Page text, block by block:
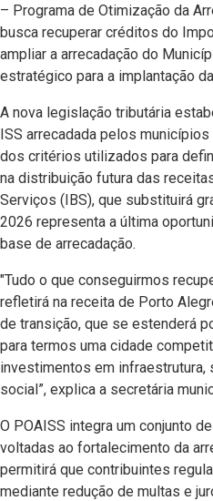
– Programa de Otimização da
busca recuperar créditos do
ampliar a arrecadação do
estratégico para a implantação
A nova legislação tributária
ISS arrecadada pelos
dos critérios utilizados para
na distribuição futura das
Serviços (IBS), que substituirá
2026 representa a última
base de arrecadação.
"Tudo o que conseguirmos
refletirá na receita de Porto
de transição, que se estenderá
para termos uma cidade
investimentos em infraestrutura,
social”, explica a secretária
O POAISS integra um conjunto
voltadas ao fortalecimento da
permitirá que contribuintes
mediante redução de multas e